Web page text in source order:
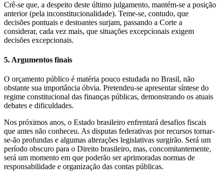
Crê-se que, a despeito deste último julgamento, mantém-se a posição
anterior (pela inconstitucionalidade). Teme-se, contudo, que
decisões pontuais e destoantes surjam, passando a Corte a
considerar, cada vez mais, que situações excepcionais exigem
decisões excepcionais.
5. Argumentos finais
O orçamento público é matéria pouco estudada no Brasil, não
obstante sua importância óbvia. Pretendeu-se apresentar síntese do
regime constitucional das finanças públicas, demonstrando os atuais
debates e dificuldades.
Nos próximos anos, o Estado brasileiro enfrentará desafios fiscais
que antes não conheceu. As disputas federativas por recursos tornar-
se-ão profundas e algumas alterações legislativas surgirão. Será um
período obscuro para o Direito brasileiro, mas, concomitantemente,
será um momento em que poderão ser aprimoradas normas de
responsabilidade e organização das contas públicas.